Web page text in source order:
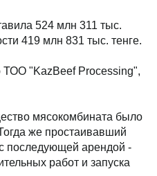
524 млн 311 тыс.
419 млн 831 тыс. тенге.
ТОО "KazBeef Processing",
мясокомбината было
же простаивавший
последующей арендой -
работ и запуска